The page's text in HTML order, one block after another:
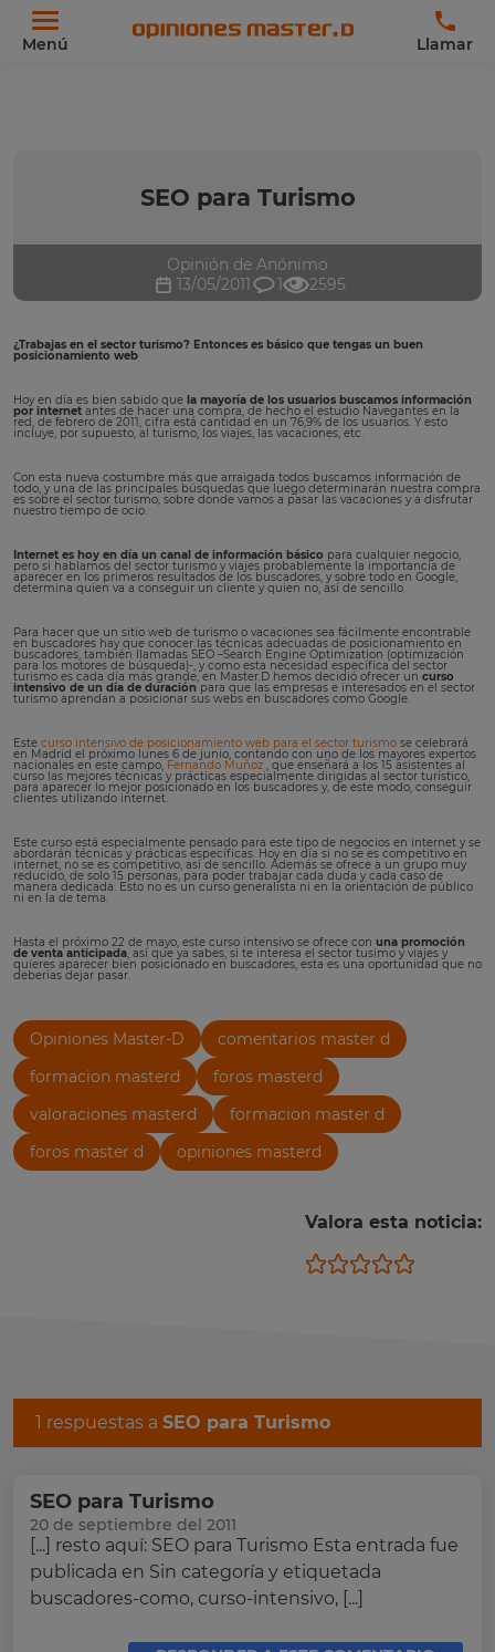
Menú Llamar
SEO para Turismo
Opinión de Anónimo
13/05/2011
1 2595
¿Trabajas en el sector turismo? Entonces es básico que tengas un buen
posicionamiento web
Hoy en día es bien sabido que la mayoría de los usuarios buscamos información
por internet antes de hacer una compra, de hecho el estudio Navegantes en la
red, de febrero de 2011, cifra está cantidad en un 76,9% de los usuarios. Y esto
incluye, por supuesto, al turismo, los viajes, las vacaciones, etc.
Con esta nueva costumbre más que arraigada todos buscamos información de
todo, y una de las principales búsquedas que luego determinarán nuestra compra
es sobre el sector turismo, sobre donde vamos a pasar las vacaciones y a disfrutar
nuestro tiempo de ocio.
Internet es hoy en día un canal de información básico para cualquier negocio,
pero si hablamos del sector turismo y viajes probablemente la importancia de
aparecer en los primeros resultados de los buscadores, y sobre todo en Google,
determina quien va a conseguir un cliente y quien no, así de sencillo.
Para hacer que un sitio web de turismo o vacaciones sea fácilmente encontrable
en buscadores hay que conocer las técnicas adecuadas de posicionamiento en
buscadores, también llamadas SEO –Search Engine Optimization (optimización
para los motores de búsqueda)-, y como esta necesidad específica del sector
turismo es cada día más grande, en Master.D hemos decidió ofrecer un curso
intensivo de un día de duración para que las empresas e interesados en el sector
turismo aprendan a posicionar sus webs en buscadores como Google.
Este curso intensivo de posicionamiento web para el sector turismo se celebrará
en Madrid el próximo lunes 6 de junio, contando con uno de los mayores expertos
nacionales en este campo, Fernando Muñoz , que enseñará a los 15 asistentes al
curso las mejores técnicas y prácticas especialmente dirigidas al sector turístico,
para aparecer lo mejor posicionado en los buscadores y, de este modo, conseguir
clientes utilizando internet.
Este curso está especialmente pensado para este tipo de negocios en internet y se
abordarán técnicas y prácticas específicas. Hoy en día si no se es competitivo en
internet, no se es competitivo, así de sencillo. Además se ofrece a un grupo muy
reducido, de solo 15 personas, para poder trabajar cada duda y cada caso de
manera dedicada. Esto no es un curso generalista ni en la orientación de público
ni en la de tema.
Hasta el próximo 22 de mayo, este curso intensivo se ofrece con una promoción
de venta anticipada, así que ya sabes, si te interesa el sector tusimo y viajes y
quieres aparecer bien posicionado en buscadores, esta es una oportunidad que no
deberías dejar pasar.
Opiniones Master-D
comentarios master d
formacion masterd
foros masterd
valoraciones masterd
formacion master d
foros master d
opiniones masterd
Valora esta noticia:
1 respuestas a SEO para Turismo
SEO para Turismo
20 de septiembre del 2011
[...] resto aquí: SEO para Turismo Esta entrada fue
publicada en Sin categoría y etiquetada
buscadores-como, curso-intensivo, [...]